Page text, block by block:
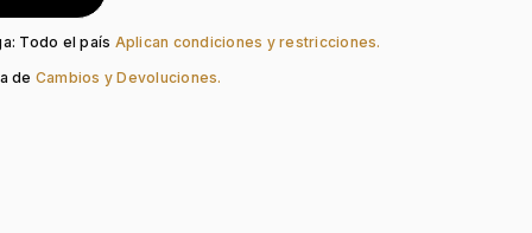
Todo el país Aplican condiciones y restricciones.
de Cambios y Devoluciones.